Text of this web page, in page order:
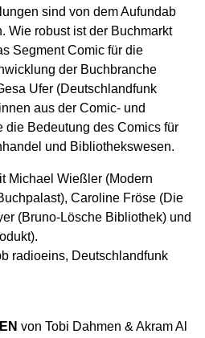
sind von dem Aufundab
Wie robust ist der Buchmarkt
Segment Comic für die
der Buchbranche
Ufer (Deutschlandfunk
aus der Comic- und
die Bedeutung des Comics für
und Bibliothekswesen.
Michael Wießler (Modern
Caroline Fröse (Die
(Bruno-Lösche Bibliothek) und
radioeins, Deutschlandfunk
von Tobi Dahmen & Akram Al